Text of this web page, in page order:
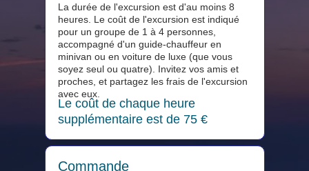
La durée de l'excursion est d'au moins 8
heures. Le coût de l'excursion est indiqué
pour un groupe de 1 à 4 personnes,
accompagné d'un guide-chauffeur en
minivan ou en voiture de luxe (que vous
soyez seul ou quatre). Invitez vos amis et
proches, et partagez les frais de l'excursion
avec eux.
Le coût de chaque heure
supplémentaire est de 75 €
Commande